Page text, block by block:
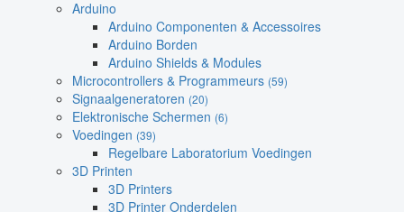
Arduino
Arduino Componenten & Accessoires
Arduino Borden
Arduino Shields & Modules
Microcontrollers & Programmeurs (59)
Signaalgeneratoren (20)
Elektronische Schermen (6)
Voedingen (39)
Regelbare Laboratorium Voedingen
3D Printen
3D Printers
3D Printer Onderdelen